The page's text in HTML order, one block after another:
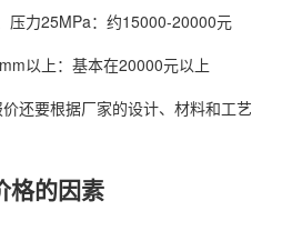
压力25MPa：约15000-20000元
以上：基本在20000元以上
还要根据厂家的设计、材料和工艺
格的因素